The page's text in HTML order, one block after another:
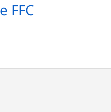
FFC